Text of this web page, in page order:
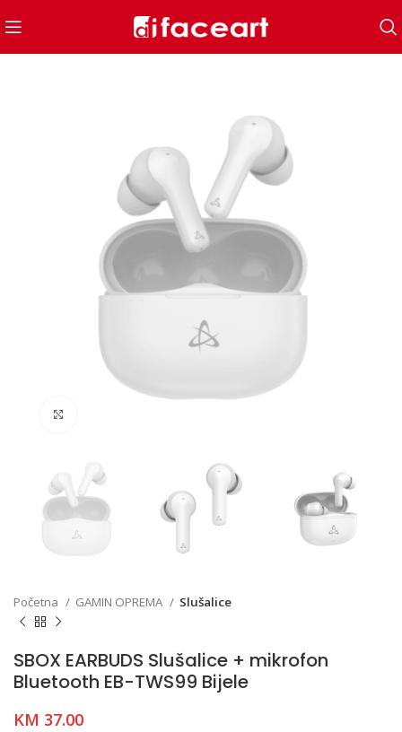
Početna GAMIN OPREMA Slušalice
SBOX EARBUDS Slušalice + mikrofon
Bluetooth EB-TWS99 Bijele
KM 37.00